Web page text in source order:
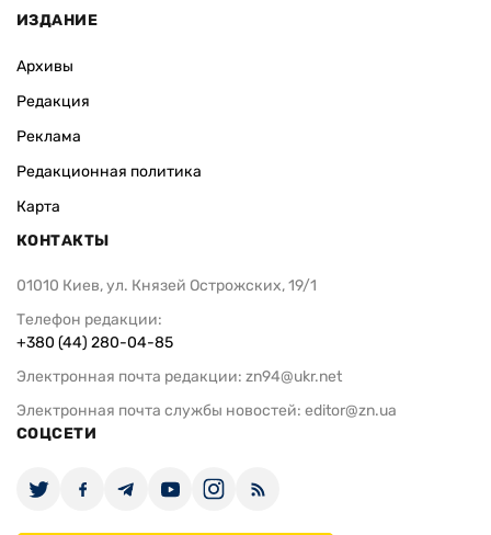
ИЗДАНИЕ
Архивы
Редакция
Реклама
Редакционная политика
Карта
КОНТАКТЫ
01010 Киев, ул. Князей Острожских, 19/1
Телефон редакции:
+380 (44) 280-04-85
Электронная почта редакции: zn94@ukr.net
Электронная почта службы новостей: editor@zn.ua
СОЦСЕТИ